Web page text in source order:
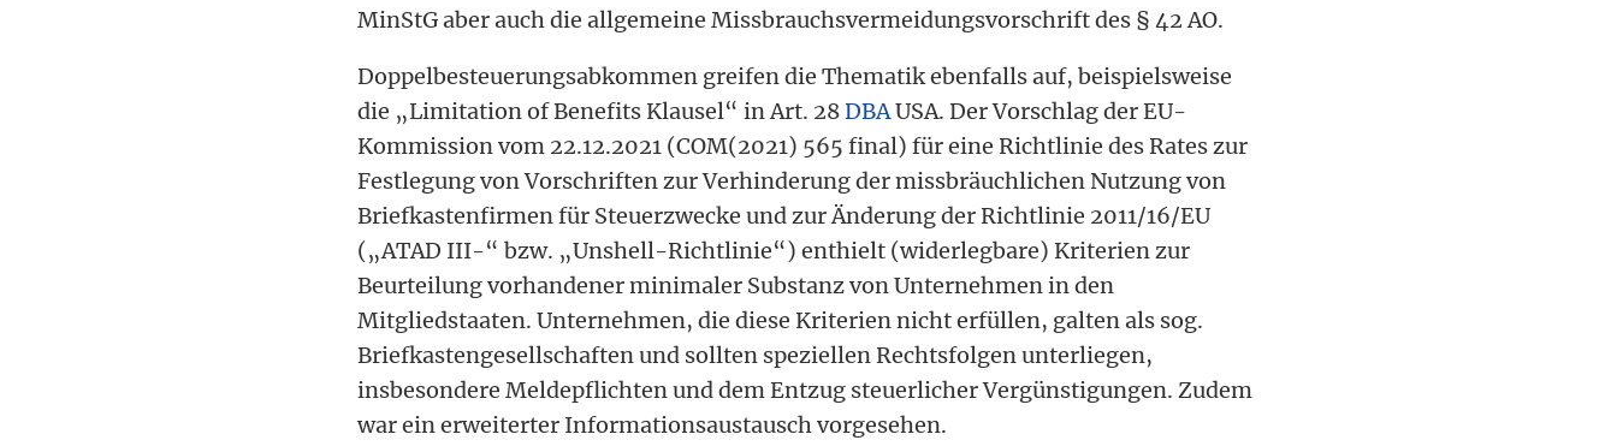
MinStG aber auch die allgemeine Missbrauchsvermeidungsvorschrift des § 42 AO.
Doppelbesteuerungsabkommen greifen die Thematik ebenfalls auf, beispielsweise
die „Limitation of Benefits Klausel“ in Art. 28DBAUSA. Der Vorschlag der EU-
Kommission vom 22.12.2021 (COM(2021) 565 final) für eine Richtlinie des Rates zur
Festlegung von Vorschriften zur Verhinderung der missbräuchlichen Nutzung von
Briefkastenfirmen für Steuerzwecke und zur Änderung der Richtlinie 2011/16/EU
(„ATAD III-“ bzw. „Unshell-Richtlinie“) enthielt (widerlegbare) Kriterien zur
Beurteilung vorhandener minimaler Substanz von Unternehmen in den
Mitgliedstaaten. Unternehmen, die diese Kriterien nicht erfüllen, galten als sog.
Briefkastengesellschaften und sollten speziellen Rechtsfolgen unterliegen,
insbesondere Meldepflichten und dem Entzug steuerlicher Vergünstigungen. Zudem
war ein erweiterter Informationsaustausch vorgesehen.